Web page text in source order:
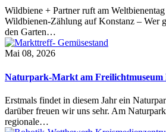
Wildbiene + Partner ruft am
Wildbienen-Zählung auf Konstanz – Wer
den Garten…
Mai 08, 2026
Naturpark-Markt am Freilichtmuseum
Erstmals findet in diesem Jahr ein
darüber freuen wir uns sehr. Am
regionale…